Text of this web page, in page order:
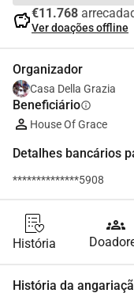
savings€11.768
Ver doações offline
Organizador
Casa Della Grazia
Beneficiárioinfo
House Of Grace
Detalhes bancários
**************5908
História
groups
História da